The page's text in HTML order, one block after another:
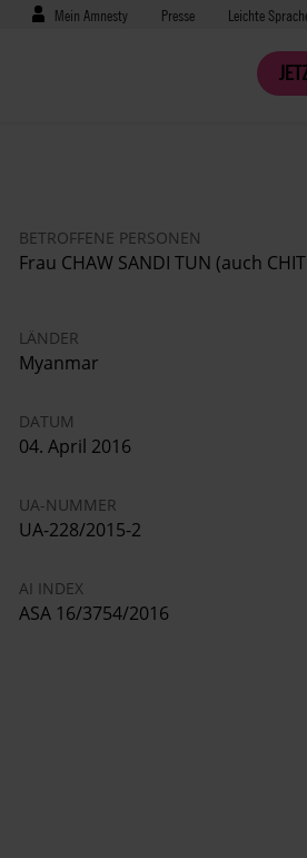
Benutzermenü
Mein Amnesty Presse
Presse Leichte
BETROFFENE PERSONEN
Frau CHAW SANDI TUN (auch
LÄNDER
Myanmar
DATUM
04. April 2016
UA-NUMMER
UA-228/2015-2
AI INDEX
ASA 16/3754/2016